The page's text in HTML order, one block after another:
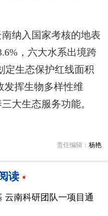
纳入国家考核的地表
，六大水系出境跨
定生态保护红线面积
发挥生物多样性维
大生态服务功能。
责任编辑： 杨艳
读
云南科研团队一项目通